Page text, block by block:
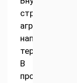
строение
агрегата
напоминает
терку.
В
процессе